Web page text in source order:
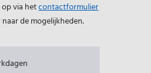
op via hetcontactformulier
de mogelijkheden.